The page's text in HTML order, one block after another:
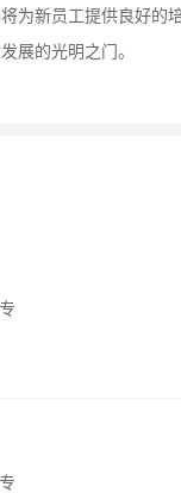
为新员工提供良好的
展的光明之门。